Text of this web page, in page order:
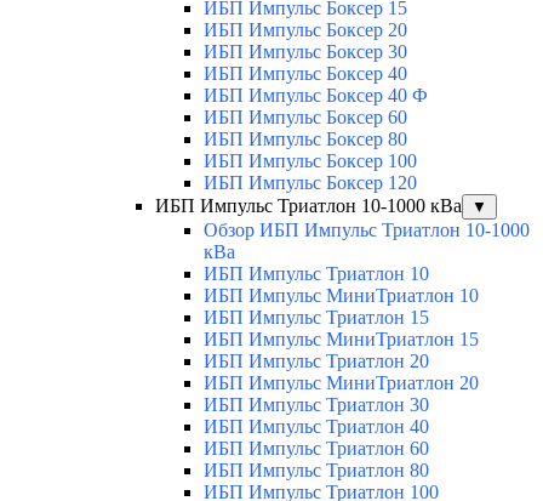
ИБП Импульс Боксер 15
ИБП Импульс Боксер 20
ИБП Импульс Боксер 30
ИБП Импульс Боксер 40
ИБП Импульс Боксер 40 Ф
ИБП Импульс Боксер 60
ИБП Импульс Боксер 80
ИБП Импульс Боксер 100
ИБП Импульс Боксер 120
ИБП Импульс Триатлон 10-1000 кВа
▼
Обзор ИБП Импульс Триатлон 10-1000
кВа
ИБП Импульс Триатлон 10
ИБП Импульс МиниТриатлон 10
ИБП Импульс Триатлон 15
ИБП Импульс МиниТриатлон 15
ИБП Импульс Триатлон 20
ИБП Импульс МиниТриатлон 20
ИБП Импульс Триатлон 30
ИБП Импульс Триатлон 40
ИБП Импульс Триатлон 60
ИБП Импульс Триатлон 80
ИБП Импульс Триатлон 100